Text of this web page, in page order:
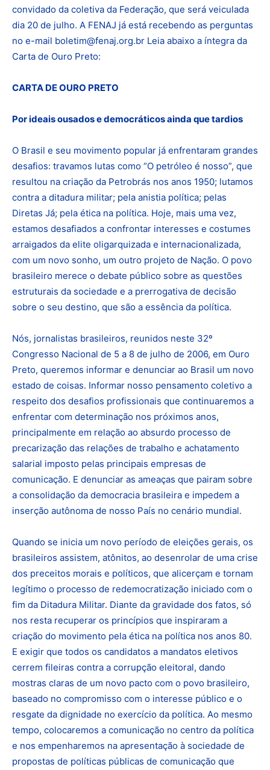
convidado da coletiva da Federação, que será veiculada
dia 20 de julho. A FENAJ já está recebendo as perguntas
no e-mail boletim@fenaj.org.br Leia abaixo a íntegra da
Carta de Ouro Preto:
CARTA DE OURO PRETO
Por ideais ousados e democráticos ainda que tardios
O Brasil e seu movimento popular já enfrentaram grandes
desafios: travamos lutas como “O petróleo é nosso”, que
resultou na criação da Petrobrás nos anos 1950; lutamos
contra a ditadura militar; pela anistia política; pelas
Diretas Já; pela ética na política. Hoje, mais uma vez,
estamos desafiados a confrontar interesses e costumes
arraigados da elite oligarquizada e internacionalizada,
com um novo sonho, um outro projeto de Nação. O povo
brasileiro merece o debate público sobre as questões
estruturais da sociedade e a prerrogativa de decisão
sobre o seu destino, que são a essência da política.
Nós, jornalistas brasileiros, reunidos neste 32º
Congresso Nacional de 5 a 8 de julho de 2006, em Ouro
Preto, queremos informar e denunciar ao Brasil um novo
estado de coisas. Informar nosso pensamento coletivo a
respeito dos desafios profissionais que continuaremos a
enfrentar com determinação nos próximos anos,
principalmente em relação ao absurdo processo de
precarização das relações de trabalho e achatamento
salarial imposto pelas principais empresas de
comunicação. E denunciar as ameaças que pairam sobre
a consolidação da democracia brasileira e impedem a
inserção autônoma de nosso País no cenário mundial.
Quando se inicia um novo período de eleições gerais, os
brasileiros assistem, atônitos, ao desenrolar de uma crise
dos preceitos morais e políticos, que alicerçam e tornam
legítimo o processo de redemocratização iniciado com o
fim da Ditadura Militar. Diante da gravidade dos fatos, só
nos resta recuperar os princípios que inspiraram a
criação do movimento pela ética na política nos anos 80.
E exigir que todos os candidatos a mandatos eletivos
cerrem fileiras contra a corrupção eleitoral, dando
mostras claras de um novo pacto com o povo brasileiro,
baseado no compromisso com o interesse público e o
resgate da dignidade no exercício da política. Ao mesmo
tempo, colocaremos a comunicação no centro da política
e nos empenharemos na apresentação à sociedade de
propostas de políticas públicas de comunicação que